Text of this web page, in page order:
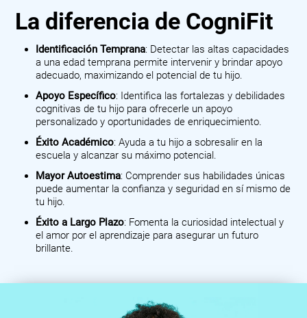
La diferencia de CogniFit
Identificación Temprana: Detectar las altas capacidades
a una edad temprana permite intervenir y brindar apoyo
adecuado, maximizando el potencial de tu hijo.
Apoyo Específico: Identifica las fortalezas y debilidades
cognitivas de tu hijo para ofrecerle un apoyo
personalizado y oportunidades de enriquecimiento.
Éxito Académico: Ayuda a tu hijo a sobresalir en la
escuela y alcanzar su máximo potencial.
Mayor Autoestima: Comprender sus habilidades únicas
puede aumentar la confianza y seguridad en sí mismo de
tu hijo.
Éxito a Largo Plazo: Fomenta la curiosidad intelectual y
el amor por el aprendizaje para asegurar un futuro
brillante.